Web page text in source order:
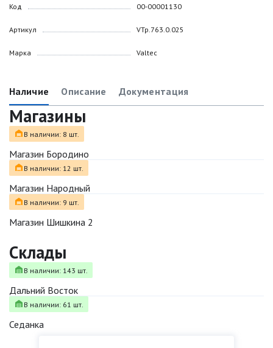
Код
Артикул
Марка
00-00001130
VTp.763.0.025
Valtec
Наличие Описание Документация
Магазины
В наличии: 8 шт.
Магазин Бородино
В наличии: 12 шт.
Магазин Народный
В наличии: 9 шт.
Магазин Шишкина 2
Склады
В наличии: 143 шт.
Дальний Восток
В наличии: 61 шт.
Седанка